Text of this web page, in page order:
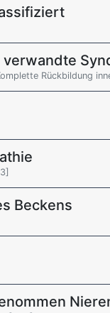
Rückbildung
Beckens